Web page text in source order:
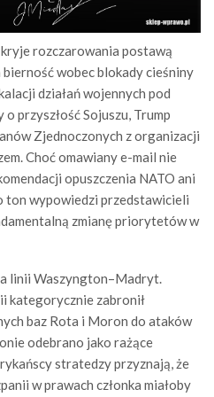
rozczarowania postawą
wobec blokady cieśniny
działań wojennych pod
przyszłość Sojuszu, Trump
Zjednoczonych z organizacji
Choć omawiany e-mail nie
opuszczenia NATO ani
ton wypowiedzi przedstawicieli
zmianę priorytetów w
linii Waszyngton–Madryt.
kategorycznie zabronił
baz Rota i Moron do ataków
odebrano jako rażące
stratedzy przyznają, że
w prawach członka miałoby